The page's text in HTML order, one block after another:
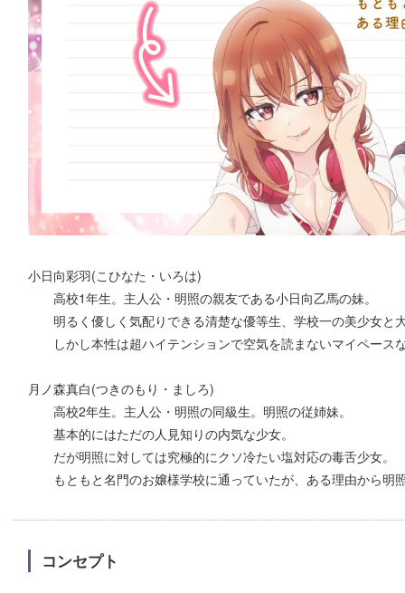
小日向彩羽(こひなた・いろは)
高校1年生。主人公・明照の親友である小日向乙馬の妹。
明るく優しく気配りできる清楚な優等生、学校一の美少女と
しかし本性は超ハイテンションで空気を読まないマイペース
月ノ森真白(つきのもり・ましろ)
高校2年生。主人公・明照の同級生。明照の従姉妹。
基本的にはただの人見知りの内気な少女。
だが明照に対しては究極的にクソ冷たい塩対応の毒舌少女。
もともと名門のお嬢様学校に通っていたが、ある理由から明
コンセプト